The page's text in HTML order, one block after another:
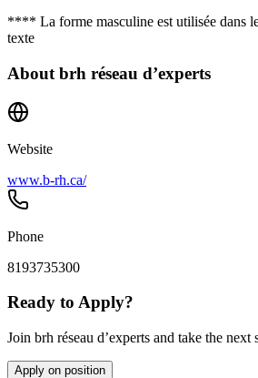
**** La forme masculine est utilisée dans
texte
About brh réseau d’experts
Website
www.b-rh.ca/
Phone
8193735300
Ready to Apply?
Join brh réseau d’experts and take the next
Apply on position